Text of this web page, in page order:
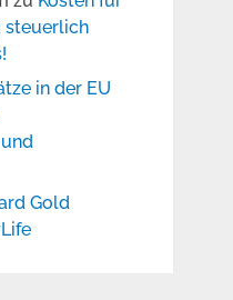
steuerlich
in der EU
Gold